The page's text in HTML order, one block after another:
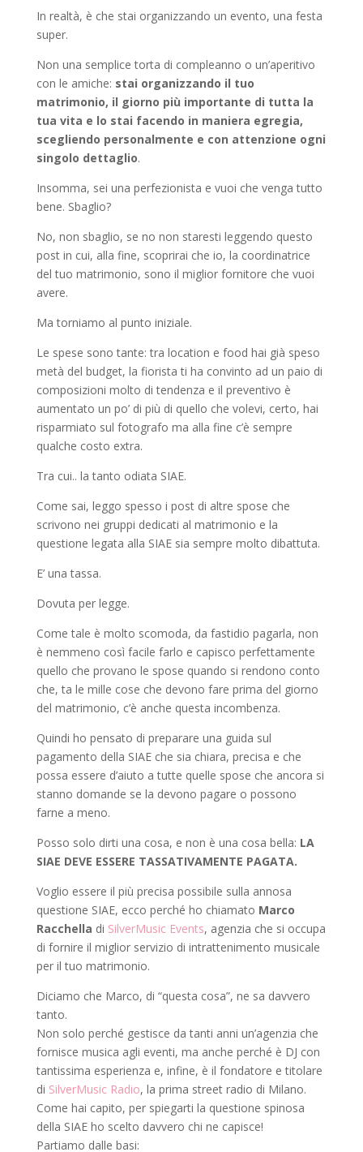
In realtà, è che stai organizzando un evento, una festa
super.
Non una semplice torta di compleanno o un’aperitivo
con le amiche: stai organizzando il tuo
matrimonio, il giorno più importante di tutta la
tua vita e lo stai facendo in maniera egregia,
scegliendo personalmente e con attenzione ogni
singolo dettaglio.
Insomma, sei una perfezionista e vuoi che venga tutto
bene. Sbaglio?
No, non sbaglio, se no non staresti leggendo questo
post in cui, alla fine, scoprirai che io, la coordinatrice
del tuo matrimonio, sono il miglior fornitore che vuoi
avere.
Ma torniamo al punto iniziale.
Le spese sono tante: tra location e food hai già speso
metà del budget, la fiorista ti ha convinto ad un paio di
composizioni molto di tendenza e il preventivo è
aumentato un po’ di più di quello che volevi, certo, hai
risparmiato sul fotografo ma alla fine c’è sempre
qualche costo extra.
Tra cui.. la tanto odiata SIAE.
Come sai, leggo spesso i post di altre spose che
scrivono nei gruppi dedicati al matrimonio e la
questione legata alla SIAE sia sempre molto dibattuta.
E’ una tassa.
Dovuta per legge.
Come tale è molto scomoda, da fastidio pagarla, non
è nemmeno così facile farlo e capisco perfettamente
quello che provano le spose quando si rendono conto
che, ta le mille cose che devono fare prima del giorno
del matrimonio, c’è anche questa incombenza.
Quindi ho pensato di preparare una guida sul
pagamento della SIAE che sia chiara, precisa e che
possa essere d’aiuto a tutte quelle spose che ancora si
stanno domande se la devono pagare o possono
farne a meno.
Posso solo dirti una cosa, e non è una cosa bella: LA
SIAE DEVE ESSERE TASSATIVAMENTE PAGATA.
Voglio essere il più precisa possibile sulla annosa
questione SIAE, ecco perché ho chiamato Marco
Racchella di SilverMusic Events, agenzia che si occupa
di fornire il miglior servizio di intrattenimento musicale
per il tuo matrimonio.
Diciamo che Marco, di “questa cosa”, ne sa davvero
tanto.
Non solo perché gestisce da tanti anni un’agenzia che
fornisce musica agli eventi, ma anche perché è DJ con
tantissima esperienza e, infine, è il fondatore e titolare
di SilverMusic Radio, la prima street radio di Milano.
Come hai capito, per spiegarti la questione spinosa
della SIAE ho scelto davvero chi ne capisce!
Partiamo dalle basi: